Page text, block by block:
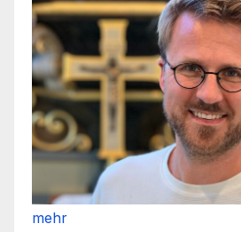
mehr